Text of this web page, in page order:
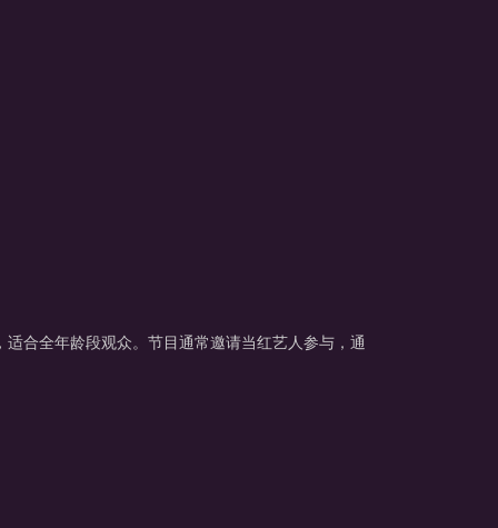
合全年龄段观众。节目通常邀请当红艺人参与，通